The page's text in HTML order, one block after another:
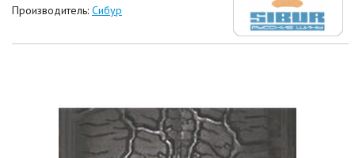
Производитель: Сибур